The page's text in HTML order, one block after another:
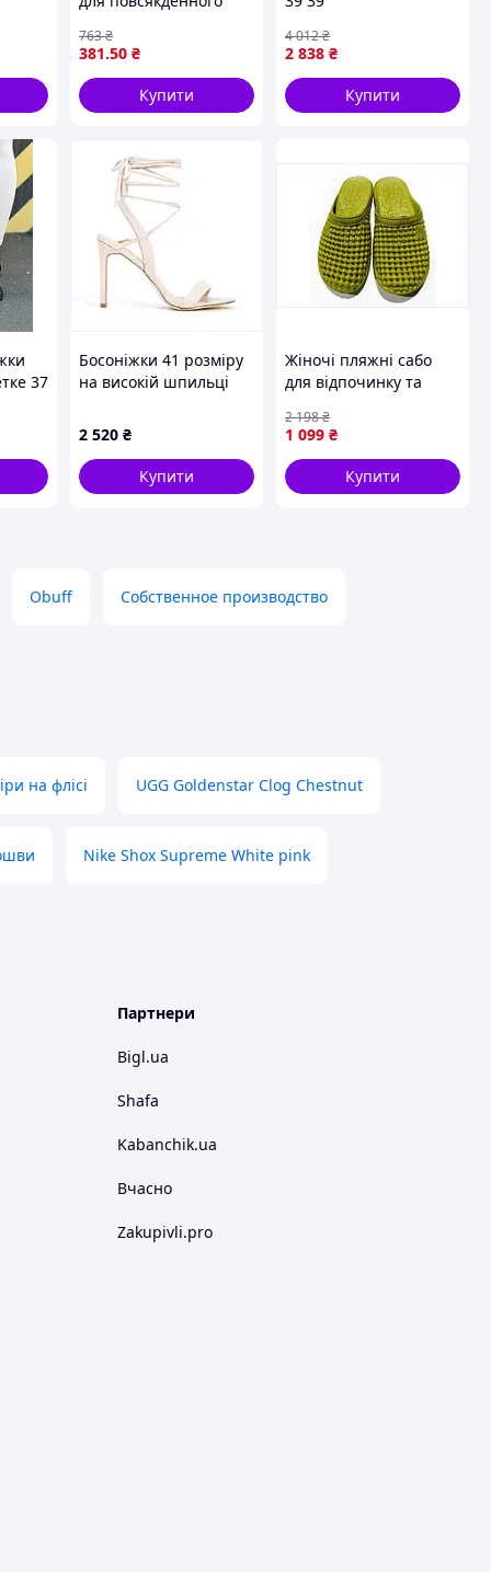
взуття ТМ ОЛІМП
арт.108 р.37
381.50 ₴
763₴
Купити
2 838 ₴
4 012₴
Купити
37
Босоніжки 41 розміру
на високій шпильці
121285M4HT
2 520 ₴
Купити
Жіночі пляжні сабо
для відпочинку та
з ЕВА з рифленою
підошвою
1 099 ₴
2 198₴
Купити
Obuff Собственное производство
на флісі UGG Goldenstar Clog Chestnut
Nike Shox Supreme White pink
Партнери
Bigl.ua
Shafa
Kabanchik.ua
Вчасно
Zakupivli.pro